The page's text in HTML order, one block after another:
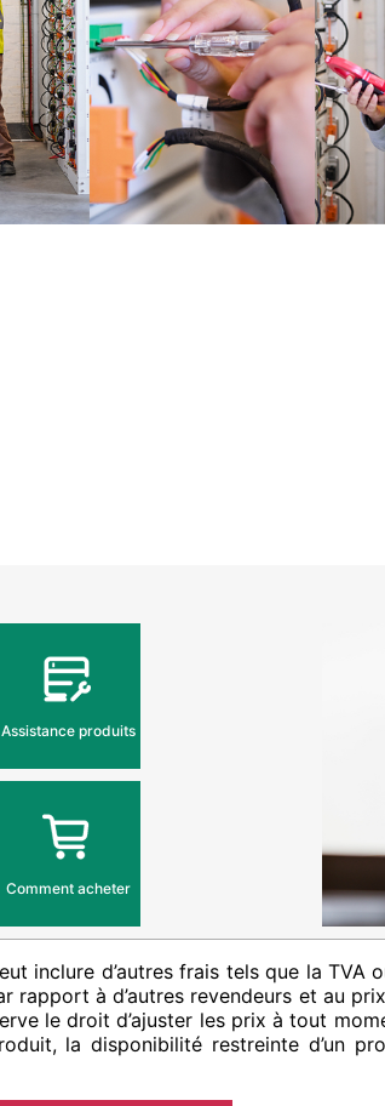
Assistance produits
Comment acheter
inclure d’autres frais tels que la TVA
rapport à d’autres revendeurs et au
le droit d’ajuster les prix à tout
la disponibilité restreinte d’un